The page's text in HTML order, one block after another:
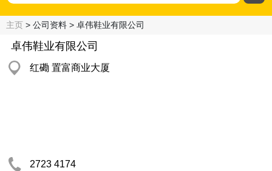
主页 > 公司资料 > 卓伟鞋业有限公司
卓伟鞋业有限公司
红磡 置富商业大厦
2723 4174